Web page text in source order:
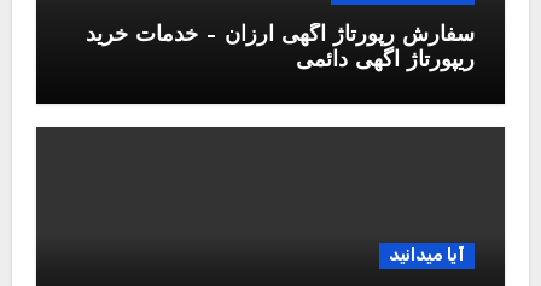
سفارش رپورتاژ آگهی ارزان – خدمات خرید
ریپورتاژ اگهی دائمی
آیا میدانید